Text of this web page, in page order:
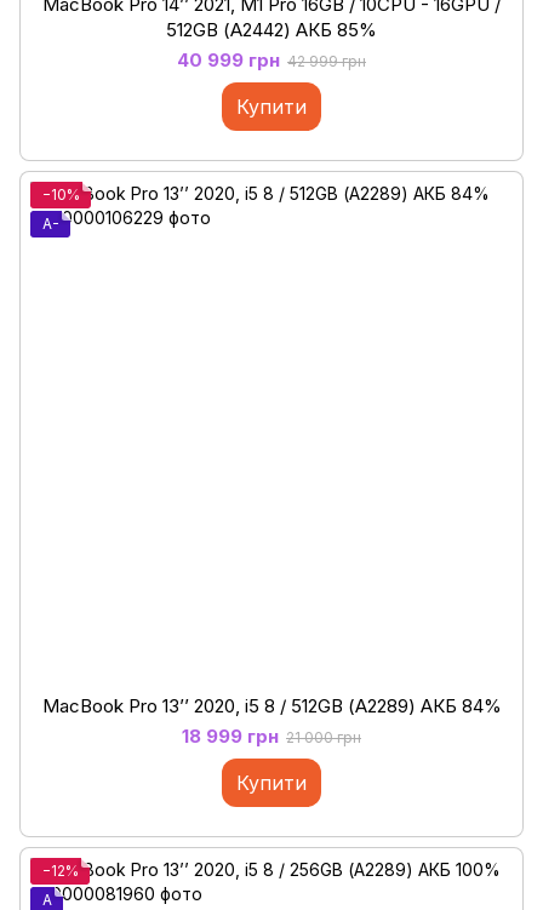
512GB (А2442) АКБ 85%
40 999 грн 42 999 грн
Купити
−10%
A-
MacBook Pro 13’’ 2020, i5 8 / 512GB (А2289) АКБ 84%
18 999 грн 21 000 грн
Купити
−12%
A